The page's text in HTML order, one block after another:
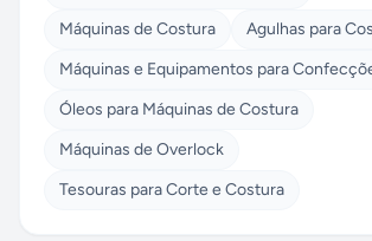
Máquinas de Costura
Agulhas para
Máquinas e Equipamentos para
Óleos para Máquinas de Costura
Máquinas de Overlock
Tesouras para Corte e Costura